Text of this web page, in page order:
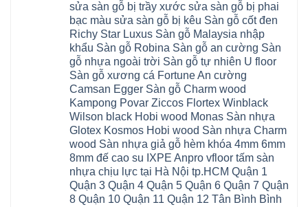
giang
Phượng
Thuận
Tràng
Phòng
Đông
Phúc
Xuyên
Phượng
Chuyên
Nẵng
Xuyên
Thanh
Nghệ
Xuân
Phương
Nẵng
Hưng
Hưng
Đông
Quảng
charm
wood
hobiwood
kosmos
fukione
4mm
nước
sửa sàn gỗ bị trầy xước sửa sàn gỗ bị phai
bạc màu sửa sàn gỗ bị kêu Sàn gỗ cốt đen
Richy Star Luxus Sàn gỗ Malaysia nhập
khẩu Sàn gỗ Robina Sàn gỗ an cường Sàn
gỗ nhựa ngoài trời Sàn gỗ tự nhiên U floor
Sàn gỗ xương cá Fortune An cường
Camsan Egger Sàn gỗ Charm wood
Kampong Povar Ziccos Flortex Winblack
Wilson black Hobi wood Monas Sàn nhựa
Glotex Kosmos Hobi wood Sàn nhựa Charm
wood Sàn nhựa giả gỗ hèm khóa 4mm 6mm
8mm đế cao su IXPE Anpro vfloor tấm sàn
nhựa chịu lực tại Hà Nội tp.HCM Quận 1
Quận 3 Quận 4 Quận 5 Quận 6 Quận 7 Quận
8 Quận 10 Quận 11 Quận 12 Tân Bình Bình